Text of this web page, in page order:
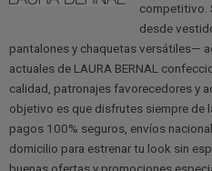
competitivo.
desde
pantalones y chaquetas versátiles—
actuales de LAURA BERNAL
calidad, patronajes favorecedores y
objetivo es que disfrutes siempre de
pagos 100% seguros, envíos
domicilio para estrenar tu look sin